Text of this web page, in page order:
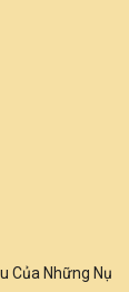
Của Những Nụ